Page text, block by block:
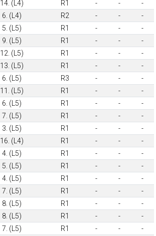
14. (L4) R1 - -
-
6. (L4) R2 - -
-
5. (L5) R1 - -
-
9. (L5) R1 - -
-
12. (L5) R1 - -
-
13. (L5) R1 - -
-
6. (L5) R3 - -
-
11. (L5) R1 - -
-
6. (L5) R1 - -
-
7. (L5) R1 - -
-
3. (L5) R1 - -
-
16. (L4) R1 - -
-
4. (L5) R1 - -
-
5. (L5) R1 - -
-
4. (L5) R1 - -
-
7. (L5) R1 - -
-
8. (L5) R1 - -
-
8. (L5) R1 - -
-
7. (L5) R1 - -
-